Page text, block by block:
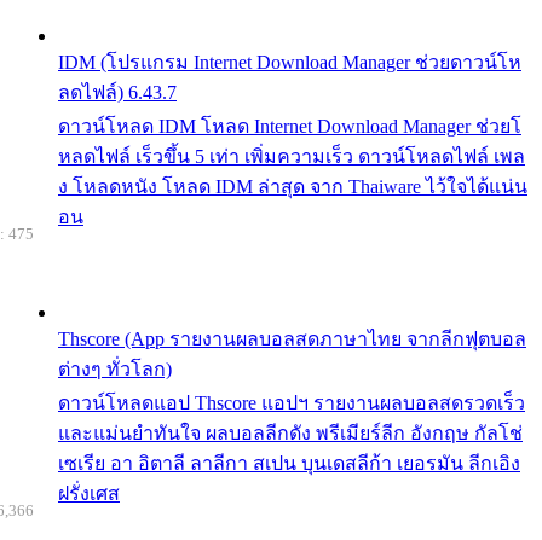
IDM (โปรแกรม Internet Download Manager ช่วยดาวน์โห
ลดไฟล์) 6.43.7
ดาวน์โหลด IDM โหลด Internet Download Manager ช่วยโ
หลดไฟล์ เร็วขึ้น 5 เท่า เพิ่มความเร็ว ดาวน์โหลดไฟล์ เพล
ง โหลดหนัง โหลด IDM ล่าสุด จาก Thaiware ไว้ใจได้แน่น
อน
Thscore (App รายงานผลบอลสดภาษาไทย จากลีกฟุตบอล
ต่างๆ ทั่วโลก)
ดาวน์โหลดแอป Thscore แอปฯ รายงานผลบอลสดรวดเร็ว
และแม่นยำทันใจ ผลบอลลีกดัง พรีเมียร์ลีก อังกฤษ กัลโช่
เซเรีย อา อิตาลี ลาลีกา สเปน บุนเดสลีก้า เยอรมัน ลีกเอิง
ฝรั่งเศส
475